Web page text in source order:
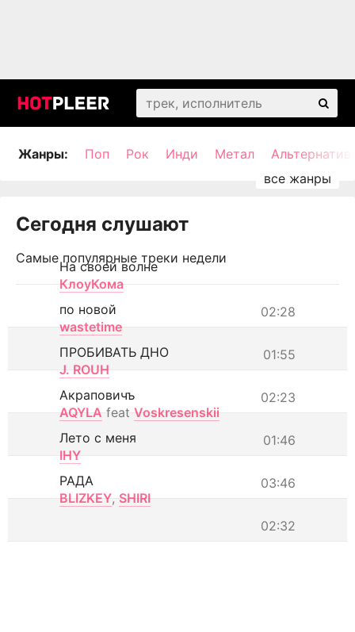
Жанры: Поп Рок Инди Метал
Сегодня слушают
Самые популярные треки недели
На своей волне
КлоуКома
02:28
по новой
wastetime
01:55
ПРОБИВАТЬ ДНО
J. ROUH
02:23
Акраповичъ
AQYLA feat Voskresenskii
01:46
Лето с меня
IHY
03:46
РАДА
BLIZKEY, SHIRI
02:32